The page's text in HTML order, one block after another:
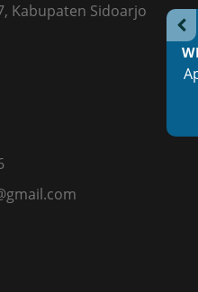
Kabupaten Sidoarjo